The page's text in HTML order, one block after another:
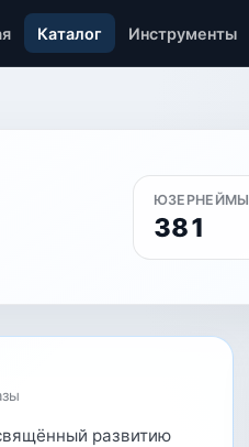
Каталог Инструменты
ЮЗЕРНЕЙМЫ
381
развитию